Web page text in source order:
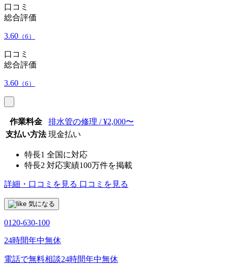
口コミ
総合評価
3.60 （6）
口コミ
総合評価
3.60 （6）
作業料金
排水管の修理 / ¥2,000〜
支払い方法 現金払い
特長1 全国に対応
特長2 対応実績100万件を掲載
詳細・口コミを見る 口コミを見る
気になる
0120-630-100
24時間年中無休
電話で無料相談24時間年中無休